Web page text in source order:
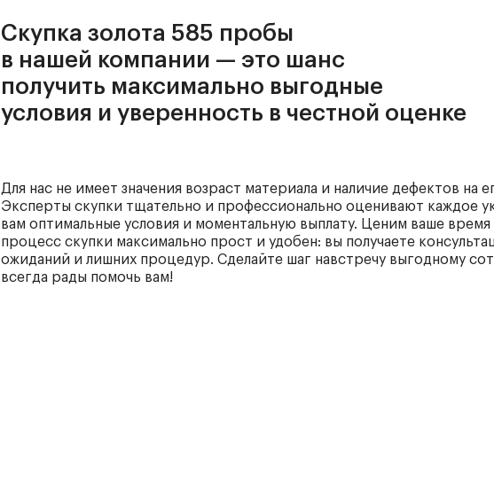
Скупка золота 585 пробы
в нашей компании — это шанс
получить максимально выгодные
условия и уверенность в честной оценке
Для нас не имеет значения возраст материала и наличие дефектов на
Эксперты скупки тщательно и профессионально оценивают каждое
вам оптимальные условия и моментальную выплату. Ценим ваше
процесс скупки максимально прост и удобен: вы получаете
ожиданий и лишних процедур. Сделайте шаг навстречу выгодному
всегда рады помочь вам!